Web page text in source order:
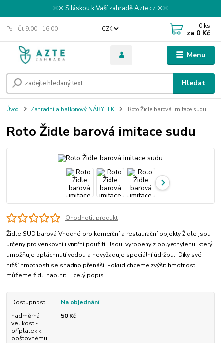
※※ S láskou k Vaší zahradě Azte.cz ※※
Menu
CZK
Hledat
Po - Čt 9:00 - 16:00 0 ks
za 0 Kč
Úvod Zahradní a balkonový NÁBYTEK Roto Židle barová imitace sudu
Roto Židle barová imitace sudu
Ohodnotit produkt
Židle SUD barová Vhodné pro komerční a restaurační objekty Židle jsou
určeny pro venkovní i vnitřní použití. Jsou vyrobeny z polyethylenu, který
umožňuje opláchnutí vodou a nevyžaduje speciální údržbu. Díky své
nižší hmotnosti se snadno přenáší. Pokud chceme zvýšit hmotnost,
můžeme židli naplnit ... celý popis
Dostupnost
Na objednání
nadměrná
velikost -
příplatek k
poštovnému
50 Kč